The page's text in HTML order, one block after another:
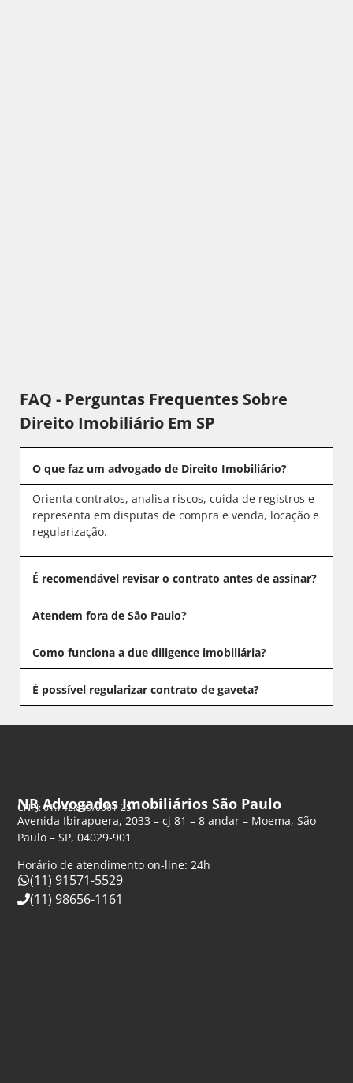
FAQ - Perguntas Frequentes Sobre
Direito Imobiliário Em SP
O que faz um advogado de Direito Imobiliário?
Orienta contratos, analisa riscos, cuida de registros e
representa em disputas de compra e venda, locação e
regularização.
É recomendável revisar o contrato antes de assinar?
Atendem fora de São Paulo?
Como funciona a due diligence imobiliária?
É possível regularizar contrato de gaveta?
NR Advogados Imobiliários São Paulo
CNPJ: 61.742.849/0001-25
Avenida Ibirapuera, 2033 – cj 81 – 8 andar – Moema, São
Paulo – SP, 04029-901
Horário de atendimento on-line: 24h
(11) 91571-5529
(11) 98656-1161